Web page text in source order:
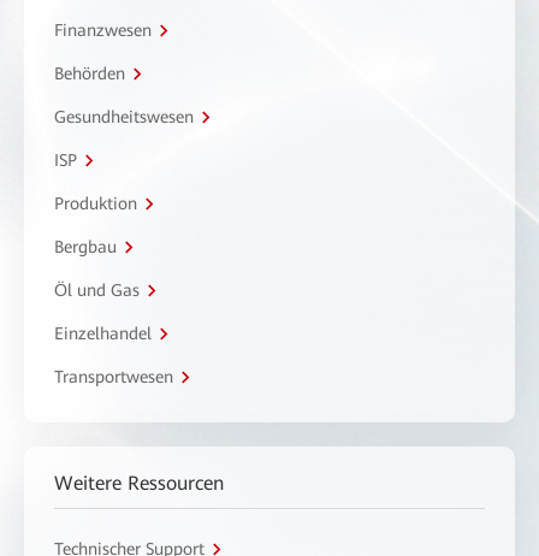
Finanzwesen
Behörden
Gesundheitswesen
ISP
Produktion
Bergbau
Öl und Gas
Einzelhandel
Transportwesen
Weitere Ressourcen
Technischer Support